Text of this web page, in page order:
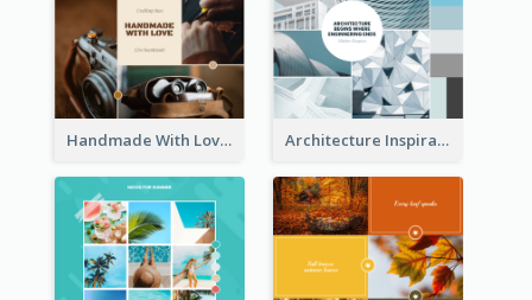
Handmade With Love Instagram Post Architecture Inspirational Quote Instagram Post